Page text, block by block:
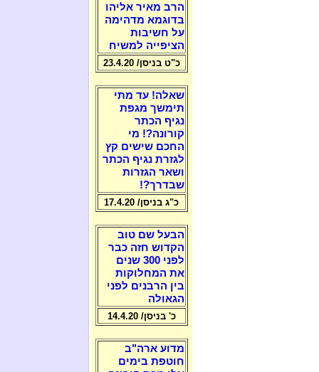
הרב מאיר אליהו
בדוגמא מדהימה
על חשיבות
הציפייה למשיח
כ"ט בניסן/ 23.4.20
שאלה! עד מתי
תימשך מגפת
נגיף הכתר
קורונה?! מי
החכם שישים קץ
לגזרת נגיף הכתר
ושאר הגזרות
שבדרך?!
כ"ג בניסן/ 17.4.20
הבעל שם טוב
הקדוש חזה כבר
לפני 300 שנים
את המחלוקות
בין הרבנים לפני
הגאולה
כ' בניסן/ 14.4.20
מדוע ארה"ב
חוטפת בימים